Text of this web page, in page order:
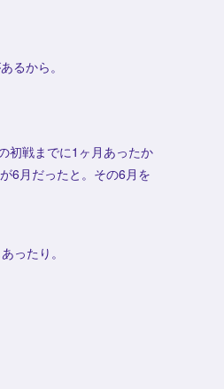
るから。
初戦までに1ヶ月あったか
6月だったと。その6月を
ったり。